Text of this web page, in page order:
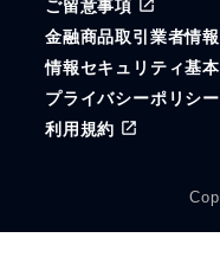
ご留意事項
金融商品取引業者情報
情報セキュリティ基
プライバシーポリシー
利用規約